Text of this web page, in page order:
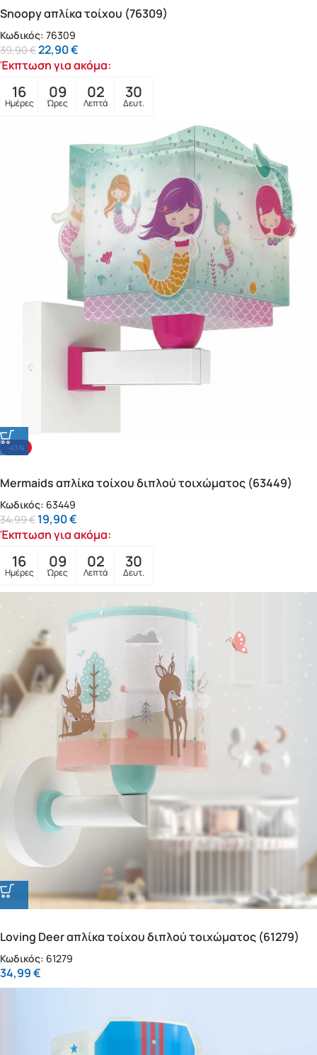
Snoopy απλίκα τοίχου (76309)
Κωδικός: 76309
39,90€22,90€
Έκπτωση για ακόμα:
16
Ημέρες
09
Ώρες
02
Λεπτά
28
Δευτ.
-43%
Mermaids απλίκα τοίχου διπλού τοιχώματος (63449)
Κωδικός: 63449
34,99€ 19,90€
Έκπτωση για ακόμα:
16
Ημέρες
09
Ώρες
02
Λεπτά
28
Δευτ.
Loving Deer απλίκα τοίχου διπλού τοιχώματος (61279)
Κωδικός: 61279
34,99€